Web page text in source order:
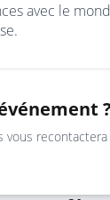
avec le
?
vous recontactera